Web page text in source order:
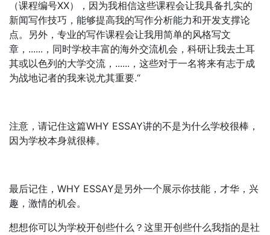
（课程编号XX），因为我相信这些课程会让我具备扎实的
新闻写作技巧，能够提高我的写作分析能力和开发支撑论
点。另外，专业的写作课程会让我用简单的风格写文
章，......，同时学校丰富的海外交流机会，科研让我去土耳
其或以色列的大学交流，......，这些对于一名将来有志于成
为战地记者的我来说尤其重要.“
注意，请记住这篇WHY ESSAY讲的不是为什么学校很棒，
因为学校本身就很棒。
最后记住，WHY ESSAY是另外一个展示你技能，才华，兴
趣，激情的机会。
想想你可以为学校开创些什么？这里开创些什么我指的是社